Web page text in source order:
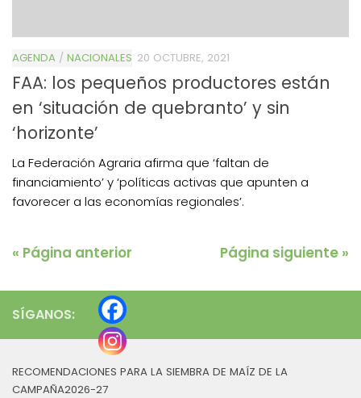
AGENDA / NACIONALES 20 OCTUBRE, 2021
FAA: los pequeños productores están
en ‘situación de quebranto’ y sin
‘horizonte’
La Federación Agraria afirma que ‘faltan de
financiamiento’ y ‘políticas activas que apunten a
favorecer a las economías regionales’.
« Página anterior Página siguiente »
SÍGANOS:
RECOMENDACIONES PARA LA SIEMBRA DE MAÍZ DE LA
CAMPAÑA2026-27